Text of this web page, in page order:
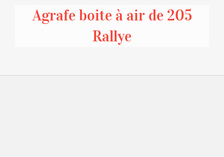
Agrafe boite à air de 205
Rallye